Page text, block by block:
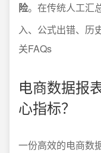
险。在传统人工汇
入、公式出错、历
关FAQs
电商数据报
心指标？
一份高效的电商数